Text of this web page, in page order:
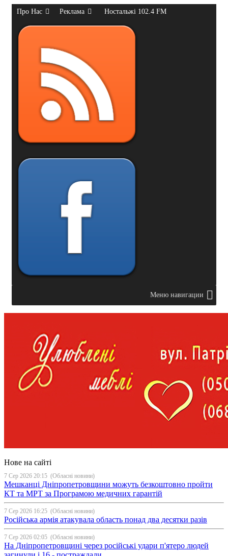
Про Нас Реклама Ностальжі 102.4 FM
Меню навигации
Нове на сайті
7 Сер 2026 20:15 (Обласні новини)
Мешканці Дніпропетровщини можуть безкоштовно пройти
КТ та МРТ за Програмою медичних гарантій
7 Сер 2026 16:25 (Обласні новини)
Російська армія атакувала область понад два десятки разів
7 Сер 2026 02:05 (Обласні новини)
На Дніпропетровщині через російські удари п'ятеро людей